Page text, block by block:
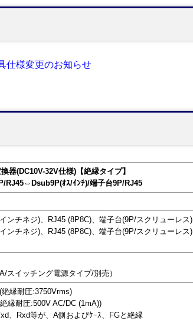
仕様変更のお知らせ
器(DC10V-32V仕様)【絶縁タイプ】
RJ45⇔Dsub9P(ｵｽ/ｲﾝﾁ)/端子台9P/RJ45
ンチネジ)、RJ45 (8P8C)、端子台(9P/スクリューレス)
ンチネジ)、RJ45 (8P8C)、端子台(9P/スクリューレス)
スイッチング電源タイプ/別売）
縁耐圧:3750Vrms)
縁耐圧:500V AC/DC (1mA))
、Rxd等が、A側およびｹｰｽ、FGと絶縁